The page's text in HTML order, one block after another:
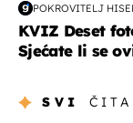
POKROVITELJ
KVIZ Deset
Sjećate li se
SVI